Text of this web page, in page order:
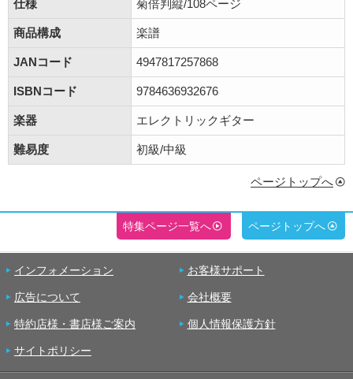
仕様 菊倍判縦/108ページ
商品構成 楽譜
JANコード 4947817257868
ISBNコード 9784636932676
楽器 エレクトリックギター
難易度 初級/中級
ページトップへ
特集ページ一覧へ ページトップへ
インフォメーション お客様サポート
広告について 会社概要
特約店様・書店様ご案内 個人情報保護方針
サイトポリシー